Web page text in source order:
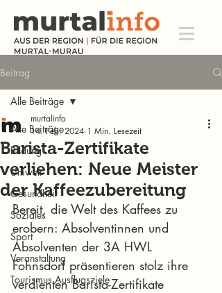
Beitrag
Alle Beiträge
Bildung
Umwelt
Gesundheit
Soziales
Sport
Veranstaltung
Tourismus Ausflugsziele
Alle Beiträge
Barista-Zertifikate
verliehen: Neue Meister
der Kaffeezubereitung
murtalinfo
14. Feb. 2024 1 Min. Lesezeit
Bereit, die Welt des Kaffees zu
erobern: Absolventinnen und
Absolventen der 3A HWL
Fohnsdorf präsentieren stolz ihre
verdienten Barista-Zertifikate